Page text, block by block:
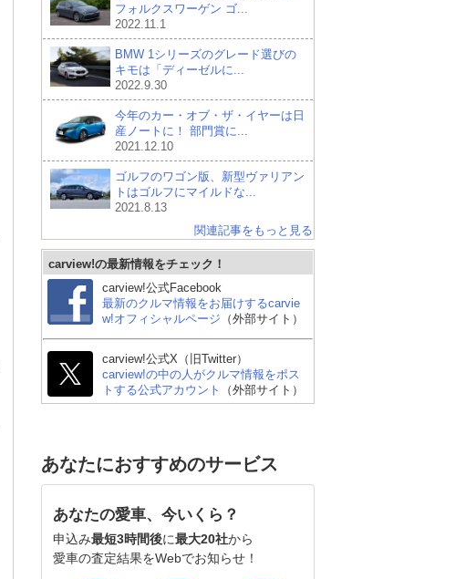
フォルクスワーゲン ゴ...
2022.11.1
BMW 1シリーズのグレード選びの
キモは「ディーゼルに...
2022.9.30
今年のカー・オブ・ザ・イヤーは日
産ノートに！ 部門賞に...
2021.12.10
ゴルフのワゴン版、新型ヴァリアン
トはゴルフにマイルドな...
2021.8.13
関連記事をもっと見る
carview!の最新情報をチェック！
carview!公式Facebook
最新のクルマ情報をお届けするcarvie
w!オフィシャルページ （外部サイト）
carview!公式X（旧Twitter）
carview!の中の人がクルマ情報をポス
トする公式アカウント
（外部サイト）
あなたにおすすめのサービス
あなたの愛車、今いくら？
申込み最短3時間後に最大20社から
愛車の査定結果をWebでお知らせ！